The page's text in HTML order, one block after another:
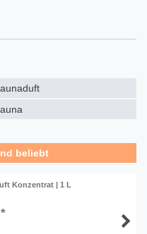
beliebt
Konzentrat | 1 L